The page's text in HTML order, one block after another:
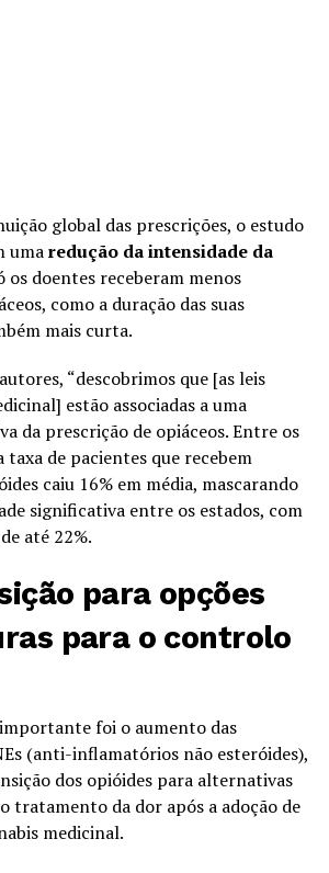
global das prescrições, o estudo
umaredução da intensidade da
os doentes receberam menos
como a duração das suas
mais curta.
“descobrimos que [as leis
estão associadas a uma
da prescrição de opiáceos. Entre os
taxa de pacientes que recebem
caiu 16% em média, mascarando
significativa entre os estados, com
até 22%.
para opções
para o controlo
foi o aumento das
(anti-inflamatórios não esteróides),
dos opióides para alternativas
tratamento da dor após a adoção de
medicinal.